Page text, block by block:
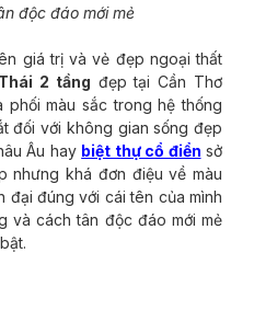
độc đáo mới mẻ
giá trị và vẻ đẹp ngoại thất
2 tầng đẹp tại Cần Thơ
phối màu sắc trong hệ thống
đối với không gian sống đẹp
Âu hay biệt thự cổ điển sở
nhưng khá đơn điệu về màu
đại đúng với cái tên của mình
và cách tân độc đáo mới mẻ